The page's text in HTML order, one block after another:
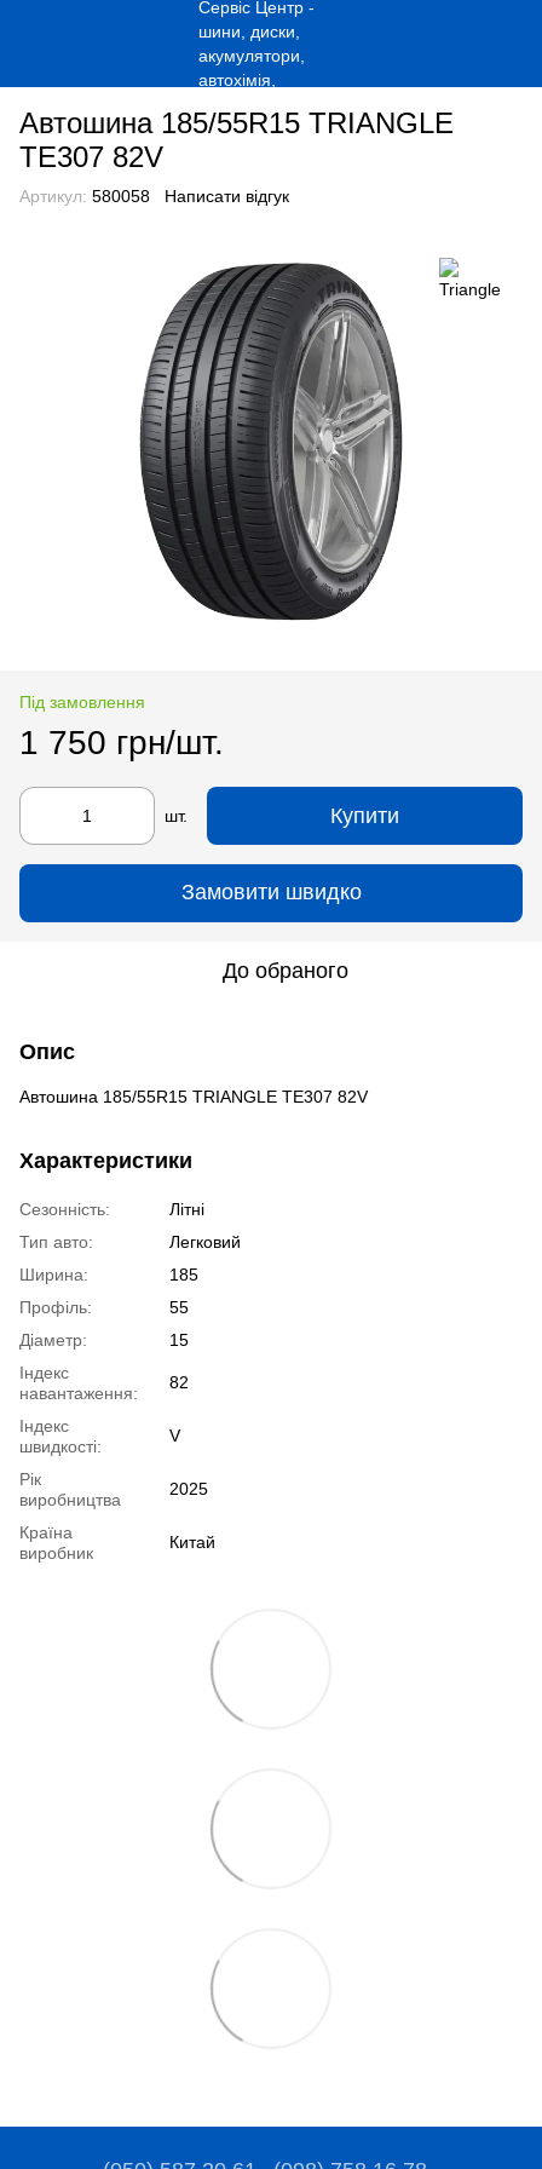
Автошина 185/55R15 TRIANGLE
TE307 82V
Артикул: 580058 Написати відгук
Під замовлення
1 750 грн/шт.
шт. Купити
Замовити швидко
До обраного
Опис
Автошина 185/55R15 TRIANGLE TE307 82V
Характеристики
Сезонність:
Літні
Тип авто:
Легковий
Ширина:
185
Профіль:
55
Діаметр:
15
Індекс
навантаження:
82
Індекс
швидкості:
V
Рік
виробництва
2025
Країна
виробник
Китай